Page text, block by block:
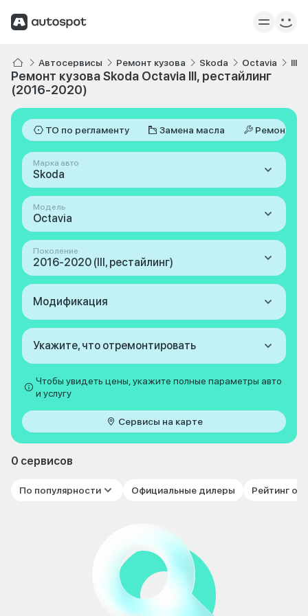
Автосервисы Ремонт кузова Skoda Octavia III,
Ремонт кузова Skoda Octavia III, рестайлинг
(2016-2020)
ТО по регламенту Замена масла Ремонт
Марка авто
Skoda
Модель
Octavia
Поколение
2016-2020 (III, рестайлинг)
Модификация
Укажите, что отремонтировать
Чтобы увидеть цены, укажите полные параметры авто
и услугу
Сервисы на карте
0 сервисов
По популярности Официальные дилеры Рейтинг